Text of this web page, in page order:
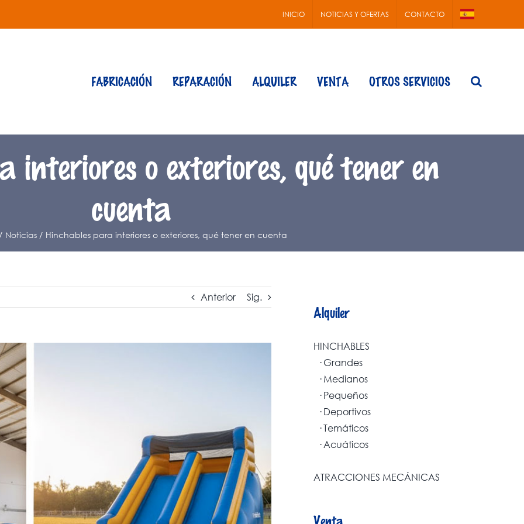
INICIO NOTICIAS Y OFERTAS CONTACTO
FABRICACIÓN REPARACIÓN ALQUILER VENTA OTROS SERVICIOS
interiores o exteriores, qué tener en
cuenta
Noticias Hinchables para interiores o exteriores, qué tener en cuenta
Anterior Sig.
Alquiler
HINCHABLES
· Grandes
· Medianos
· Pequeños
· Deportivos
· Temáticos
· Acuáticos
ATRACCIONES MECÁNICAS
Venta